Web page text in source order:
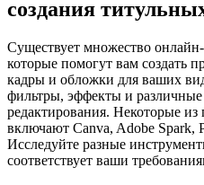
создания
Существует множество
которые помогут вам создать
кадры и обложки для ваших
фильтры, эффекты и
редактирования. Некоторые
включают Canva, Adobe Spark,
Исследуйте разные
соответствует ваши